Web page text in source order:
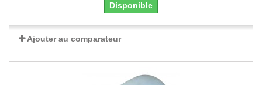
Disponible
Ajouter au comparateur